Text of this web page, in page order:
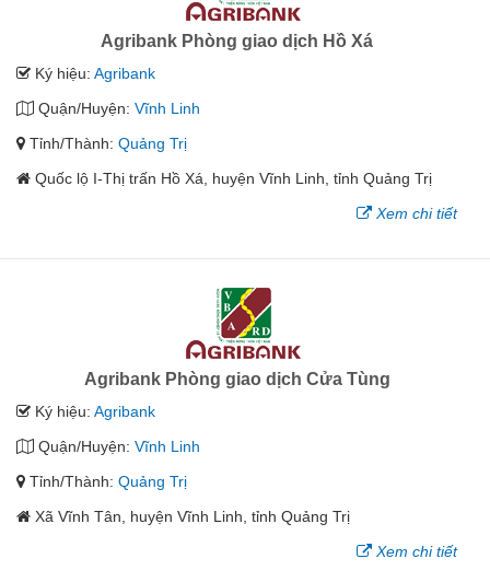
Agribank Phòng giao dịch Hồ Xá
Ký hiệu: Agribank
Quận/Huyện: Vĩnh Linh
Tỉnh/Thành: Quảng Trị
Quốc lộ I-Thị trấn Hồ Xá, huyện Vĩnh Linh, tỉnh Quảng Trị
Xem chi tiết
Agribank Phòng giao dịch Cửa Tùng
Ký hiệu: Agribank
Quận/Huyện: Vĩnh Linh
Tỉnh/Thành: Quảng Trị
Xã Vĩnh Tân, huyện Vĩnh Linh, tỉnh Quảng Trị
Xem chi tiết